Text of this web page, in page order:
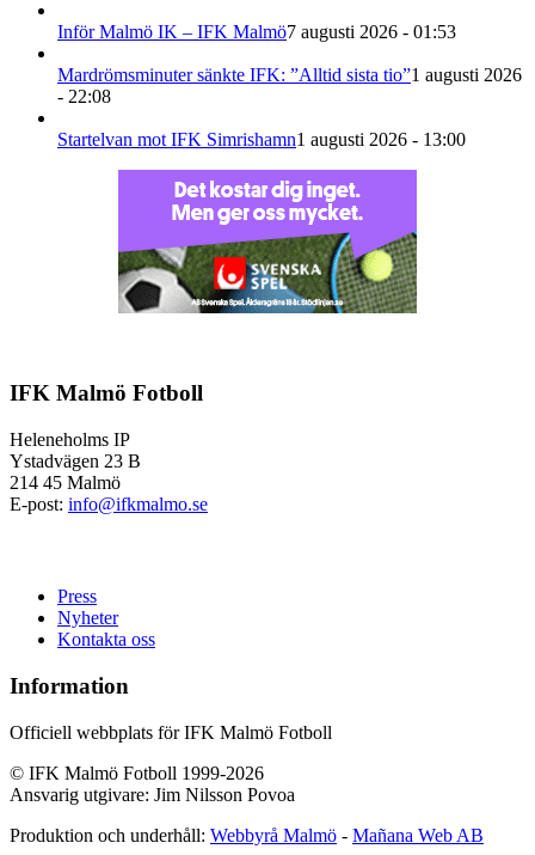
Inför Malmö IK – IFK Malmö7 augusti 2026 - 01:53
Mardrömsminuter sänkte IFK: ”Alltid sista tio”1 augusti 2026
- 22:08
Startelvan mot IFK Simrishamn1 augusti 2026 - 13:00
IFK Malmö Fotboll
Heleneholms IP
Ystadvägen 23 B
214 45 Malmö
E-post: info@ifkmalmo.se
Press
Nyheter
Kontakta oss
Information
Officiell webbplats för IFK Malmö Fotboll
© IFK Malmö Fotboll 1999-2026
Ansvarig utgivare: Jim Nilsson Povoa
Produktion och underhåll: Webbyrå Malmö - Mañana Web AB